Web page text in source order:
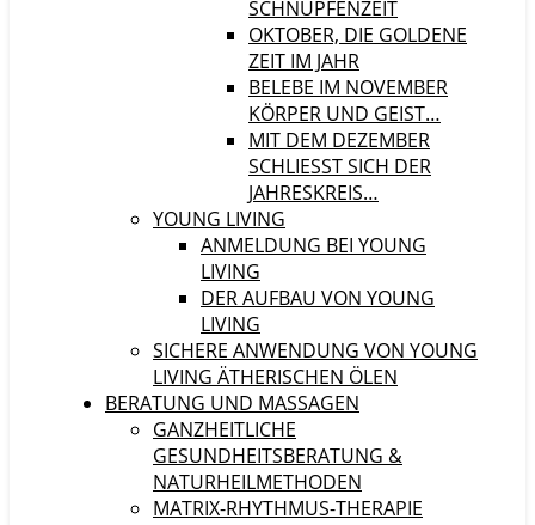
SCHNUPFENZEIT
OKTOBER, DIE GOLDENE
ZEIT IM JAHR
BELEBE IM NOVEMBER
KÖRPER UND GEIST…
MIT DEM DEZEMBER
SCHLIESST SICH DER J
AHRESKREIS…
YOUNG LIVING
ANMELDUNG BEI YOUNG
LIVING
DER AUFBAU VON YOUNG
LIVING
SICHERE ANWENDUNG VON YOUNG
LIVING ÄTHERISCHEN ÖLEN
BERATUNG UND MASSAGEN
GANZHEITLICHE
GESUNDHEITSBERATUNG &
NATURHEILMETHODEN
MATRIX-RHYTHMUS-THERAPIE